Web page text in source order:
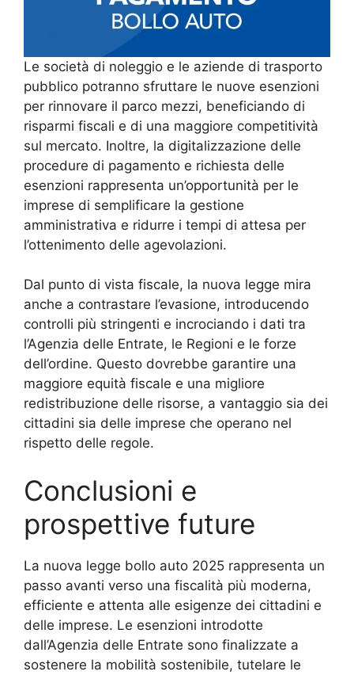
Le società di noleggio e le aziende di trasporto
pubblico potranno sfruttare le nuove esenzioni
per rinnovare il parco mezzi, beneficiando di
risparmi fiscali e di una maggiore competitività
sul mercato. Inoltre, la digitalizzazione delle
procedure di pagamento e richiesta delle
esenzioni rappresenta un’opportunità per le
imprese di semplificare la gestione
amministrativa e ridurre i tempi di attesa per
l’ottenimento delle agevolazioni.
Dal punto di vista fiscale, la nuova legge mira
anche a contrastare l’evasione, introducendo
controlli più stringenti e incrociando i dati tra
l’Agenzia delle Entrate, le Regioni e le forze
dell’ordine. Questo dovrebbe garantire una
maggiore equità fiscale e una migliore
redistribuzione delle risorse, a vantaggio sia dei
cittadini sia delle imprese che operano nel
rispetto delle regole.
Conclusioni e
prospettive future
La nuova legge bollo auto 2025 rappresenta un
passo avanti verso una fiscalità più moderna,
efficiente e attenta alle esigenze dei cittadini e
delle imprese. Le esenzioni introdotte
dall’Agenzia delle Entrate sono finalizzate a
sostenere la mobilità sostenibile, tutelare le